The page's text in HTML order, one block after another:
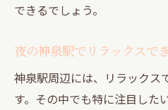
できるでしょう。
夜の神泉駅でリラックスで
神泉駅周辺には、リラックス
す。その中でも特に注目した